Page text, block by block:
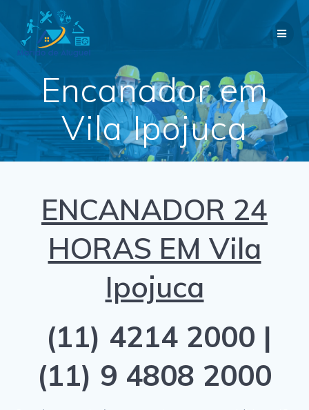
Encanador em
Vila Ipojuca
ENCANADOR 24
HORAS EM Vila
Ipojuca
(11) 4214 2000 |
(11) 9 4808 2000